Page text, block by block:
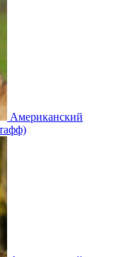
Американский